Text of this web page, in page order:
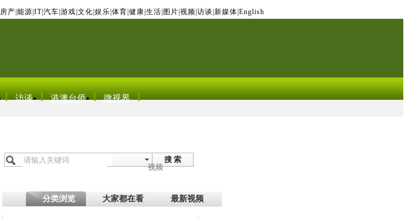
房产 能源 IT| 汽车 游戏 文化 娱乐 体育 健康 生活 图片 视频 访谈 新媒体 English
访谈 港澳台侨 微视界
搜 索
视频
分类浏览 大家都在看 最新视频